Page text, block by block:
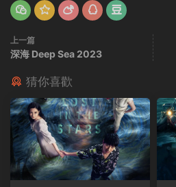
上一篇
深海 Deep Sea 2023
猜你喜歡